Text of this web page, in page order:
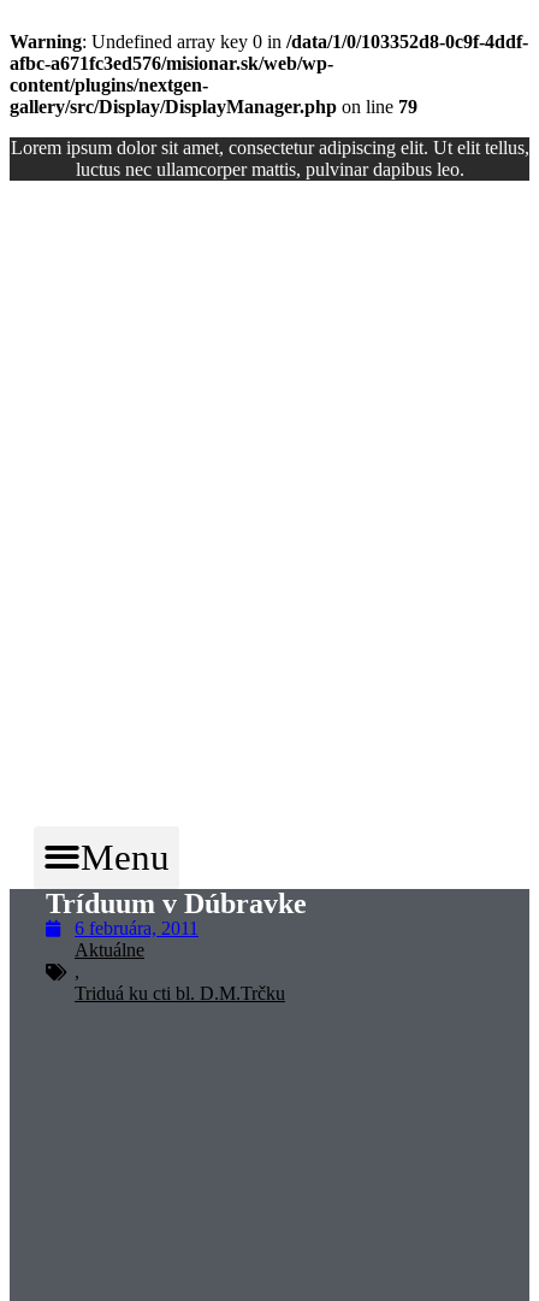
Warning: Undefined array key 0 in /data/1/0/103352d8-0c9f-4ddf-
afbc-a671fc3ed576/misionar.sk/web/wp-
content/plugins/nextgen-
gallery/src/Display/DisplayManager.php on line 79
Lorem ipsum dolor sit amet, consectetur adipiscing elit. Ut elit tellus,
luctus nec ullamcorper mattis, pulvinar dapibus leo.
Menu
Tríduum v Dúbravke
6 februára, 2011
Aktuálne
,
Triduá ku cti bl. D.M.Trčku